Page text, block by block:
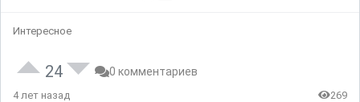
Интересное
24 0 комментариев
4 лет назад 269